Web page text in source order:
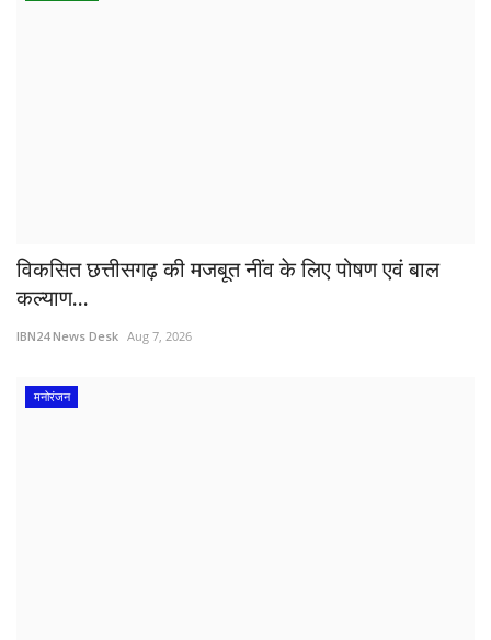
विकसित छत्तीसगढ़ की मजबूत नींव के लिए पोषण एवं बाल
कल्याण...
IBN24 News Desk Aug 7, 2026
मनोरंजन